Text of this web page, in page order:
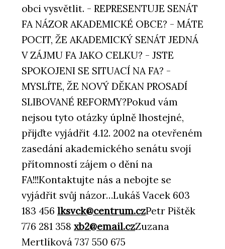
obci vysvětlit. - REPRESENTUJE SENÁT
FA NÁZOR AKADEMICKÉ OBCE? - MÁTE
POCIT, ŽE AKADEMICKÝ SENÁT JEDNÁ
V ZÁJMU FA JAKO CELKU? - JSTE
SPOKOJENI SE SITUACÍ NA FA? -
MYSLÍTE, ŽE NOVÝ DĚKAN PROSADÍ
SLIBOVANÉ REFORMY?Pokud vám
nejsou tyto otázky úplně lhostejné,
přijďte vyjádřit 4.12. 2002 na otevřeném
zasedání akademického senátu svojí
přítomností zájem o dění na
FA!!!Kontaktujte nás a nebojte se
vyjádřit svůj názor…Lukáš Vacek 603
183 456 lksvck@centrum.czPetr Pištěk
776 281 358 xb2@email.czZuzana
Mertlíková 737 550 675